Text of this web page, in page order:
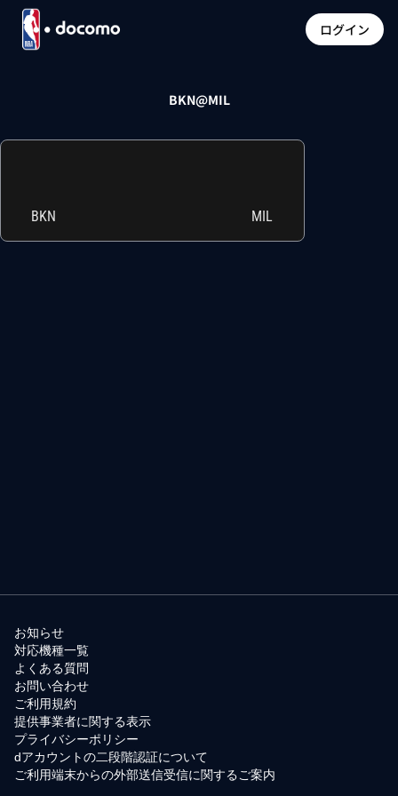
ログイン
BKN@MIL
BKN MIL
お知らせ
対応機種一覧
よくある質問
お問い合わせ
ご利用規約
提供事業者に関する表示
プライバシーポリシー
dアカウントの二段階認証について
ご利用端末からの外部送信受信に関するご案内